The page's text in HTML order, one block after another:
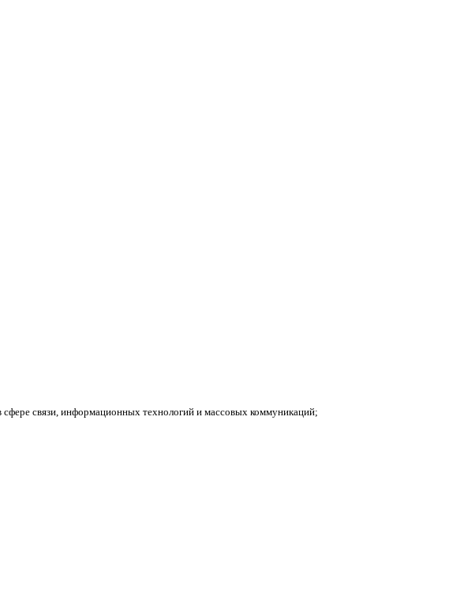
связи, информационных технологий и массовых коммуникаций;